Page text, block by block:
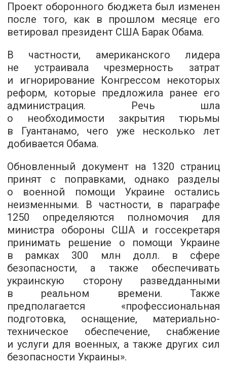
Проект оборонного бюджета был изменен
после того, как в прошлом месяце его
ветировал президент США Барак Обама.
В частности, американского лидера
не устраивала чрезмерность затрат
и игнорирование Конгрессом некоторых
реформ, которые предложила ранее его
администрация. Речь шла
о необходимости закрытия тюрьмы
в Гуантанамо, чего уже несколько лет
добивается Обама.
Обновленный документ на 1320 страниц
принят с поправками, однако разделы
о военной помощи Украине остались
неизменными. В частности, в параграфе
1250 определяются полномочия для
министра обороны США и госсекретаря
принимать решение о помощи Украине
в рамках 300 млн долл. в сфере
безопасности, а также обеспечивать
украинскую сторону разведданными
в реальном времени. Также
предполагается «профессиональная
подготовка, оснащение, материально-
техническое обеспечение, снабжение
и услуги для военных, а также других сил
безопасности Украины».